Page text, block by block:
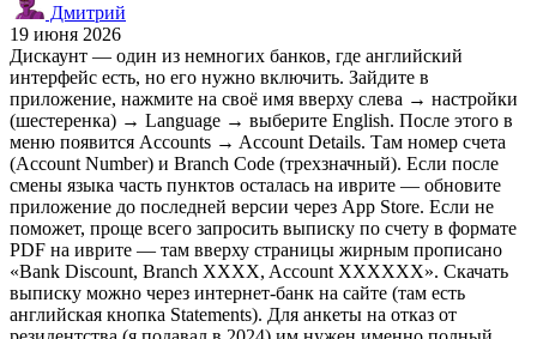
Дмитрий
19 июня 2026
Дискаунт — один из немногих банков, где английский
интерфейс есть, но его нужно включить. Зайдите в
приложение, нажмите на своё имя вверху слева → настройки
(шестеренка) → Language → выберите English. После этого в
меню появится Accounts → Account Details. Там номер счета
(Account Number) и Branch Code (трехзначный). Если после
смены языка часть пунктов осталась на иврите — обновите
приложение до последней версии через App Store. Если не
поможет, проще всего запросить выписку по счету в формате
PDF на иврите — там вверху страницы жирным прописано
«Bank Discount, Branch XXXX, Account XXXXXX». Скачать
выписку можно через интернет-банк на сайте (там есть
английская кнопка Statements). Для анкеты на отказ от